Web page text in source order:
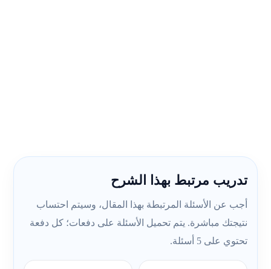
تدريب مرتبط بهذا الشرح
أجب عن الأسئلة المرتبطة بهذا المقال، وسيتم احتساب
نتيجتك مباشرة. يتم تحميل الأسئلة على دفعات؛ كل دفعة
تحتوي على 5 أسئلة.